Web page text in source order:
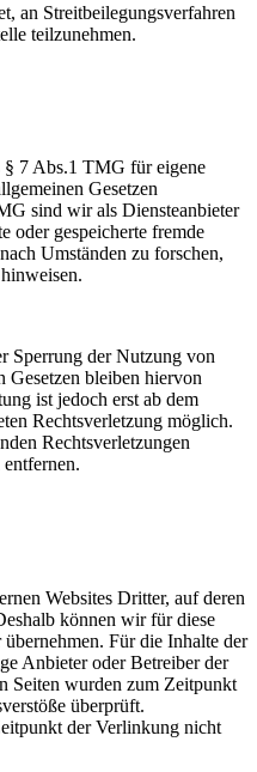
an Streitbeilegungsverfahren
teilzunehmen.
7 Abs.1 TMG für eigene
Gesetzen
sind wir als Diensteanbieter
oder gespeicherte fremde
Umständen zu forschen,
Sperrung der Nutzung von
Gesetzen bleiben hiervon
ist jedoch erst ab dem
Rechtsverletzung möglich.
Rechtsverletzungen
Websites Dritter, auf deren
können wir für diese
Für die Inhalte der
Anbieter oder Betreiber der
Seiten wurden zum Zeitpunkt
überprüft.
der Verlinkung nicht